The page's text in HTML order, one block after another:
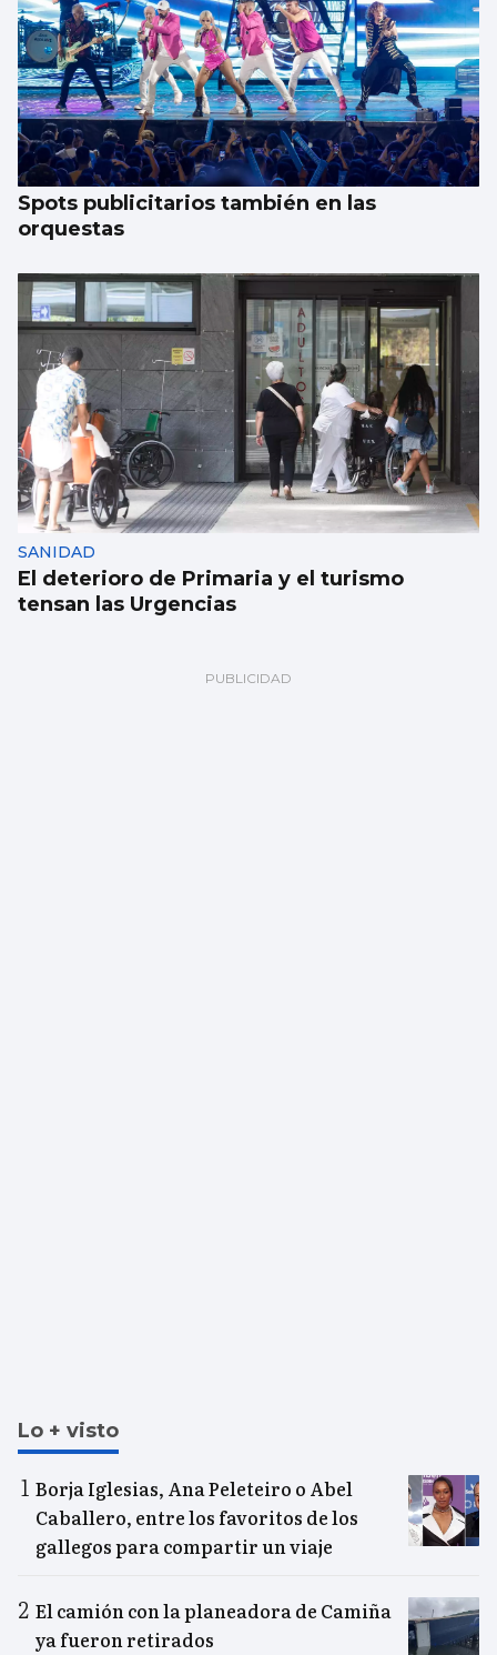
Spots publicitarios también en las
orquestas
SANIDAD
El deterioro de Primaria y el turismo
tensan las Urgencias
Lo + visto
Borja Iglesias, Ana Peleteiro o Abel
Caballero, entre los favoritos de los
gallegos para compartir un viaje
El camión con la planeadora de Camiña
ya fueron retirados